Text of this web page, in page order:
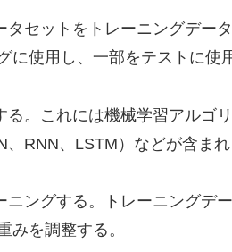
タセットをトレーニングデー
使用し、一部をテストに使
。これには機械学習アルゴリ
RNN、LSTM）などが含まれ
ングする。トレーニングデー
みを調整する。